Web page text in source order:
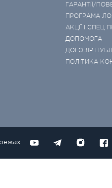
ГАРАНТІЇ/
ПРОГРАМА
АКЦІЇ І СПЕЦ
ДОПОМОГА
ДОГОВІР
ПОЛІТИКА